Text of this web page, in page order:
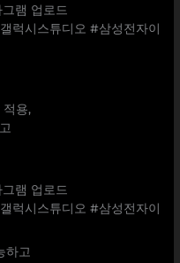
램 업로드
럭시스튜디오 #삼성전자이
적용,
램 업로드
럭시스튜디오 #삼성전자이
하고